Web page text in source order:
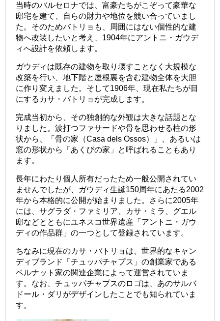
当時のバルセロナでは、富豪たちがこぞって豪華な
邸宅を建て、自らの財力や地位を競い合っていまし
た。そのためバトリョも、周囲にはない個性的な建
物へ改装したいと考え、1904年にアントニ・ガウデ
ィへ設計を依頼します。
ガウディは既存の建物を取り壊すことなく大規模な
改築を行い、地下階と屋根裏を含む建物全体を大胆
に作り変えました。そして1906年、現在私たちが目
にするカサ・バトリョが完成します。
完成当初から、その独創的な外観は大きな話題とな
りました。波打つファサードや骨を思わせる柱の形
状から、「骨の家（Casa dels Ossos）」、あるいは
窓の形状から「あくびの家」と呼ばれることもあり
ます。
長年にわたり個人所有だったため一般公開されてい
ませんでしたが、ガウディ生誕150周年にあたる2002
年から本格的に公開が始まりました。さらに2005年
には、サグラダ・ファミリア、カサ・ミラ、グエル
邸などとともにユネスコ世界遺産「アントニ・ガウ
ディの作品群」の一つとして登録されています。
ちなみに現在のカサ・バトリョは、世界的なキャン
ディブランド「チュッパチャプス」の創業家である
ベルナット家の関連企業によって運営されていま
す。なお、チュッパチャプスのロゴは、あのサルバ
ドール・ダリがデザインしたことでも知られていま
す。